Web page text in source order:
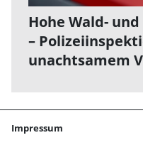
Hohe Wald-
–
unachtsamem
Impressum